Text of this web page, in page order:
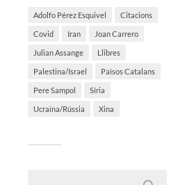
Adolfo Pérez Esquivel Citacions
Covid Iran Joan Carrero
Julian Assange Llibres
Palestina/Israel Països Catalans
Pere Sampol Síria
Ucraïna/Rússia Xina